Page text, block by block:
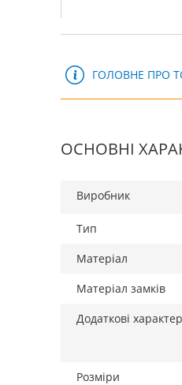
ГОЛОВНЕ ПРО
ОСНОВНІ
Виробник
Тип
Матеріал
Матеріал замків
Додаткові
Розміри